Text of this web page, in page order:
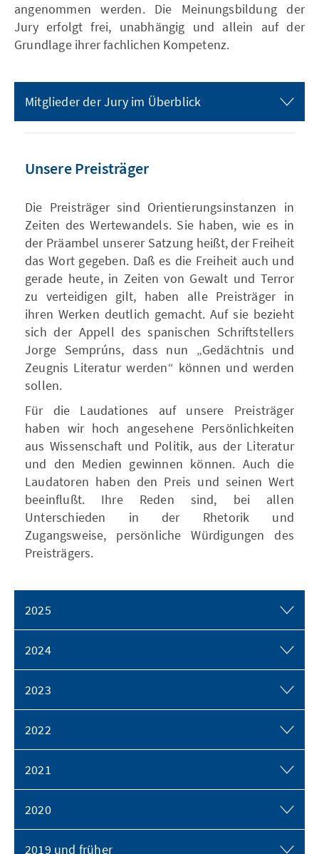
angenommen werden. Die Meinungsbildung der
Jury erfolgt frei, unabhängig und allein auf der
Grundlage ihrer fachlichen Kompetenz.
Mitglieder der Jury im Überblick
Unsere Preisträger
Die Preisträger sind Orientierungsinstanzen in
Zeiten des Wertewandels. Sie haben, wie es in
der Präambel unserer Satzung heißt, der Freiheit
das Wort gegeben. Daß es die Freiheit auch und
gerade heute, in Zeiten von Gewalt und Terror
zu verteidigen gilt, haben alle Preisträger in
ihren Werken deutlich gemacht. Auf sie bezieht
sich der Appell des spanischen Schriftstellers
Jorge Semprúns, dass nun „Gedächtnis und
Zeugnis Literatur werden“ können und werden
sollen.
Für die Laudationes auf unsere Preisträger
haben wir hoch angesehene Persönlichkeiten
aus Wissenschaft und Politik, aus der Literatur
und den Medien gewinnen können. Auch die
Laudatoren haben den Preis und seinen Wert
beeinflußt. Ihre Reden sind, bei allen
Unterschieden in der Rhetorik und
Zugangsweise, persönliche Würdigungen des
Preisträgers.
2025
2024
2023
2022
2021
2020
2019 und früher